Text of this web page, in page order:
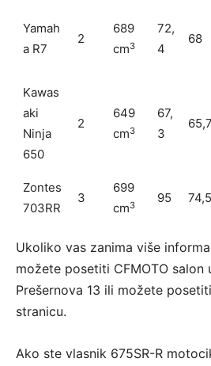
Yamah
a R7
2
689
cm3
72,
4
68
Kawas
aki
Ninja
650
2
649
cm3
67,
3
65,7
Zontes
703RR
3
699
cm3 95 74,5
Ukoliko vas zanima više
možete posetiti CFMOTO salon
Prešernova 13 ili možete posetiti
stranicu.
Ako ste vlasnik 675SR-R